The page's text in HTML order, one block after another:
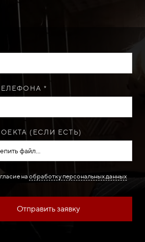
*
(ЕСЛИ ЕСТЬ)
файл...
наобработку персональных данных
Отправить заявку